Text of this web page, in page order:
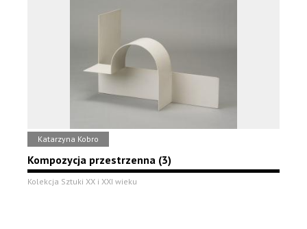
Katarzyna Kobro
Kompozycja przestrzenna (3)
Kolekcja Sztuki XX i XXI wieku